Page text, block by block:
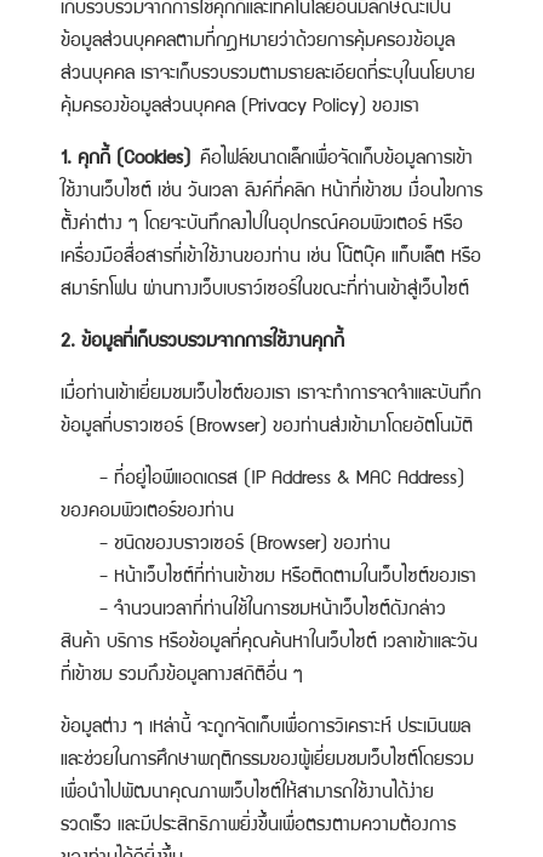
เก็บรวบรวมจากการใช้คุกกี้และเทคโนโลยีอื่นมีลักษณะเป็น
ข้อมูลส่วนบุคคลตามที่กฎหมายว่าด้วยการคุ้มครองข้อมูล
ส่วนบุคคล เราจะเก็บรวบรวมตามรายละเอียดที่ระบุในนโยบาย
คุ้มครองข้อมูลส่วนบุคคล (Privacy Policy) ของเรา
1. คุกกี้ (Cookies) คือไฟล์ขนาดเล็กเพื่อจัดเก็บข้อมูลการเข้า
ใช้งานเว็บไซต์ เช่น วันเวลา ลิงค์ที่คลิก หน้าที่เข้าชม เงื่อนไขการ
ตั้งค่าต่าง ๆ โดยจะบันทึกลงไปในอุปกรณ์คอมพิวเตอร์ หรือ
เครื่องมือสื่อสารที่เข้าใช้งานของท่าน เช่น โน๊ตบุ๊ค แท็บเล็ต หรือ
สมาร์ทโฟน ผ่านทางเว็บเบราว์เซอร์ในขณะที่ท่านเข้าสู่เว็บไซต์
2. ข้อมูลที่เก็บรวบรวมจากการใช้งานคุกกี้
เมื่อท่านเข้าเยี่ยมชมเว็บไซต์ของเรา เราจะทำการจดจำและบันทึก
ข้อมูลที่บราวเซอร์ (Browser) ของท่านส่งเข้ามาโดยอัตโนมัติ
- ที่อยู่ไอพีแอดเดรส (IP Address & MAC Address)
ของคอมพิวเตอร์ของท่าน
- ชนิดของบราวเซอร์ (Browser) ของท่าน
- หน้าเว็บไซต์ที่ท่านเข้าชม หรือติดตามในเว็บไซต์ของเรา
- จำนวนเวลาที่ท่านใช้ในการชมหน้าเว็บไซต์ดังกล่าว
สินค้า บริการ หรือข้อมูลที่คุณค้นหาในเว็บไซต์ เวลาเข้าและวัน
ที่เข้าชม รวมถึงข้อมูลทางสถิติอื่น ๆ
ข้อมูลต่าง ๆ เหล่านี้ จะถูกจัดเก็บเพื่อการวิเคราะห์ ประเมินผล
และช่วยในการศึกษาพฤติกรรมของผู้เยี่ยมชมเว็บไซต์โดยรวม
เพื่อนำไปพัฒนาคุณภาพเว็บไซต์ให้สามารถใช้งานได้ง่าย
รวดเร็ว และมีประสิทธิภาพยิ่งขึ้นเพื่อตรงตามความต้องการ